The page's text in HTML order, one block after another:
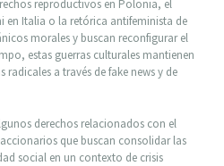
reproductivos en Polonia, el
en Italia o la retórica antifeminista de
morales y buscan reconfigurar el
estas guerras culturales mantienen
radicales a través de fake news y de
derechos relacionados con el
que buscan consolidar las
social en un contexto de crisis